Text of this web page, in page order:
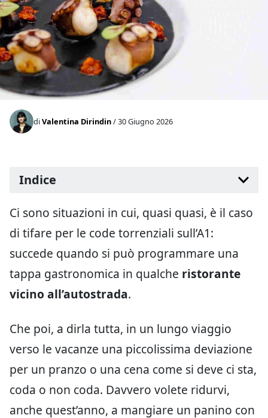
diValentina Dirindin/ 30 Giugno 2026
Indice
Ci sono situazioni in cui, quasi quasi, è il caso
di tifare per le code torrenziali sull’A1:
succede quando si può programmare una
tappa gastronomica in qualche ristorante
vicino all’autostrada.
Che poi, a dirla tutta, in un lungo viaggio
verso le vacanze una piccolissima deviazione
per un pranzo o una cena come si deve ci sta,
coda o non coda. Davvero volete ridurvi,
anche quest’anno, a mangiare un panino con